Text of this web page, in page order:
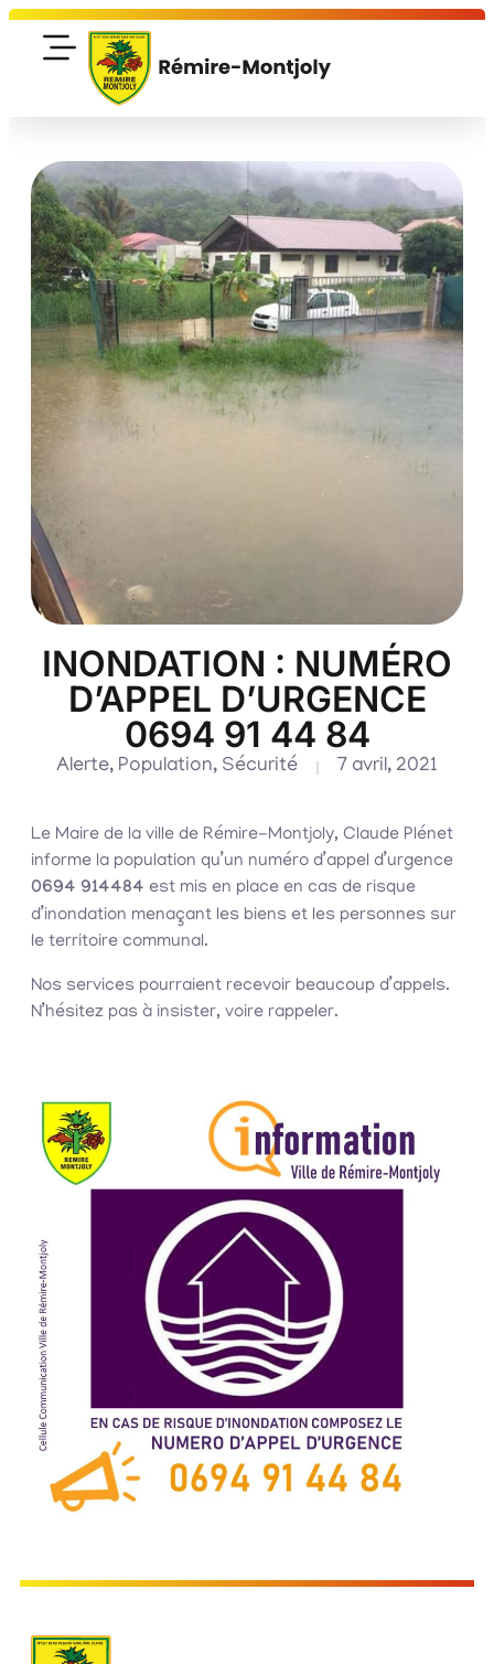
INONDATION : NUMÉRO
D’APPEL D’URGENCE
0694 91 44 84
Alerte, Population, Sécurité 7 avril, 2021
Le Maire de la ville de Rémire-Montjoly, Claude Plénet
informe la population qu’un numéro d’appel d’urgence
0694 914484 est mis en place en cas de risque
d’inondation menaçant les biens et les personnes sur
le territoire communal.
Nos services pourraient recevoir beaucoup d’appels.
N’hésitez pas à insister, voire rappeler.